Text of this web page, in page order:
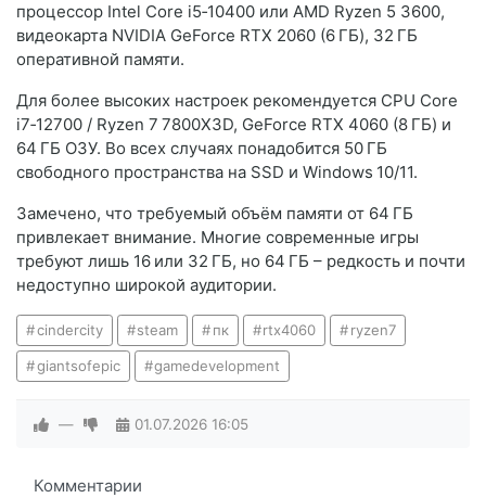
процессор Intel Core i5‑10400 или AMD Ryzen 5 3600,
видеокарта NVIDIA GeForce RTX 2060 (6 ГБ), 32 ГБ
оперативной памяти.
Для более высоких настроек рекомендуется CPU Core
i7‑12700 / Ryzen 7 7800X3D, GeForce RTX 4060 (8 ГБ) и
64 ГБ ОЗУ. Во всех случаях понадобится 50 ГБ
свободного пространства на SSD и Windows 10/11.
Замечено, что требуемый объём памяти от 64 ГБ
привлекает внимание. Многие современные игры
требуют лишь 16 или 32 ГБ, но 64 ГБ – редкость и почти
недоступно широкой аудитории.
cindercity steam пк rtx4060 ryzen7
giantsofepic gamedevelopment
— 01.07.2026 16:05
Комментарии